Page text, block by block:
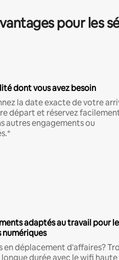
pour les
dont vous avez besoin
la date exacte de votre
départ et réservez
autres engagements ou
adaptés au travail pour
numériques
en déplacement d'affaires?
longue durée avec le wifi haute